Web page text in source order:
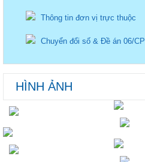
Thông tin đơn vị trực thuộc
Chuyển đổi số & Đề án 06/CP
HÌNH ẢNH